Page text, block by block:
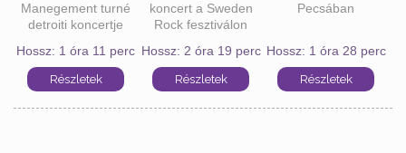
Manegement turné
detroiti koncertje
Hossz: 1 óra 11 perc
koncert a Sweden
Rock fesztiválon
Hossz: 2 óra 19 perc
Pecsában
Hossz: 1 óra 28 perc